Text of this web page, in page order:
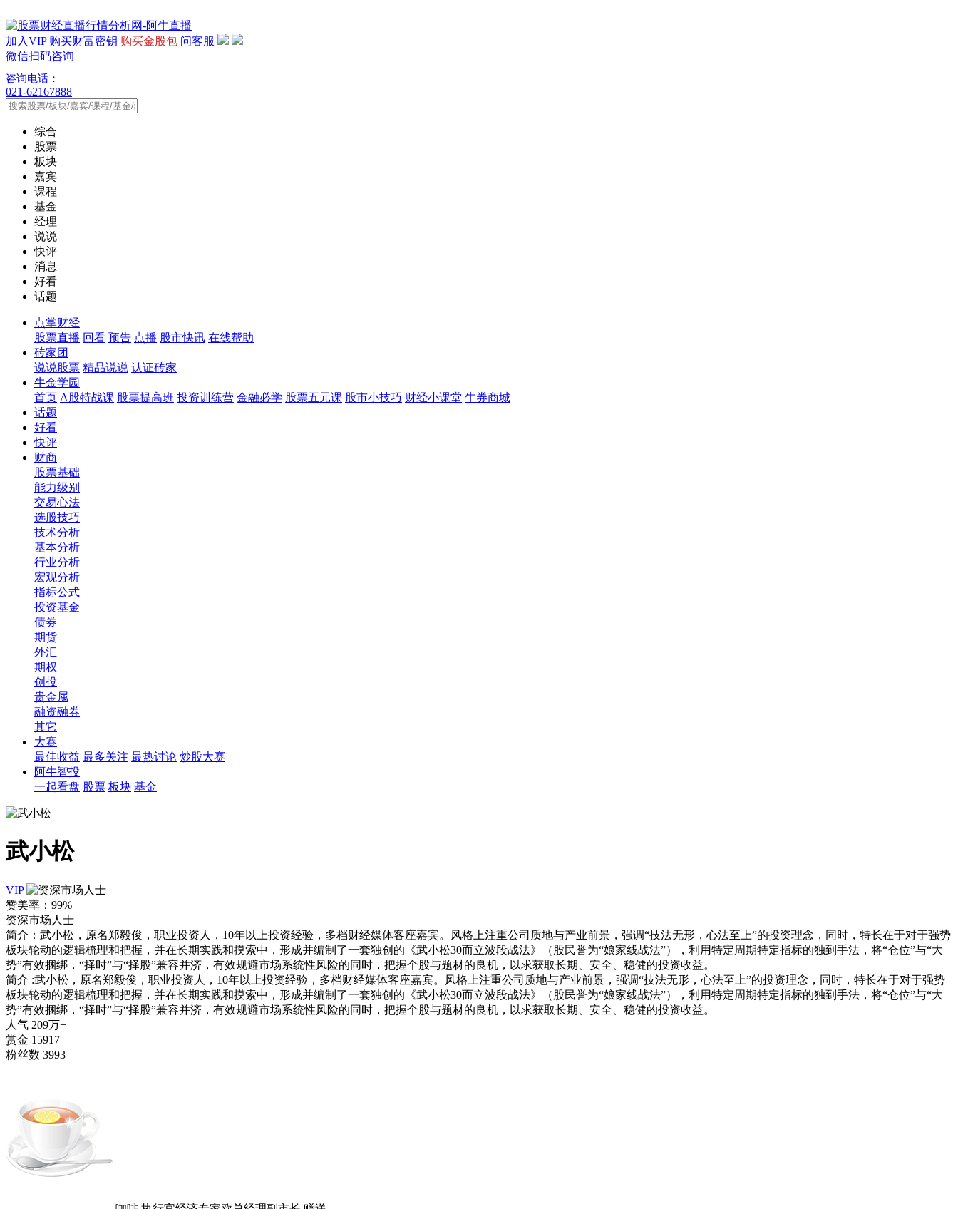
加入VIP 购买财富密钥 购买金股包 问客服
微信扫码咨询
咨询电话：
021-62167888
综合
股票
板块
嘉宾
课程
基金
经理
说说
快评
消息
好看
话题
点掌财经
股票直播 回看 预告 点播 股市快讯 在线帮助
砖家团
说说股票 精品说说 认证砖家
牛金学园
首页 A股特战课 股票提高班 投资训练营 金融必学 股票五元课 股市小技巧 财经小课堂 牛券商城
话题
好看
快评
财商
股票基础
能力级别
交易心法
选股技巧
技术分析
基本分析
行业分析
宏观分析
指标公式
投资基金
债券
期货
外汇
期权
创投
贵金属
融资融券
其它
大赛
最佳收益 最多关注 最热讨论 炒股大赛
阿牛智投
一起看盘 股票 板块 基金
武小松
VIP
赞美率： 99%
资深市场人士
简介： 武小松，原名郑毅俊，职业投资人，10年以上投资经验，多档财经媒体客座嘉宾。风格上注重公司质地与产业前景，强调“技法无形，心法至上”的投资理念，同时，特长在于对于强势
板块轮动的逻辑梳理和把握，并在长期实践和摸索中，形成并编制了一套独创的《武小松30而立波段战法》（股民誉为“娘家线战法”），利用特定周期特定指标的独到手法，将“仓位”与“大
势”有效捆绑，“择时”与“择股”兼容并济，有效规避市场系统性风险的同时，把握个股与题材的良机，以求获取长期、安全、稳健的投资收益。
简介 :武小松，原名郑毅俊，职业投资人，10年以上投资经验，多档财经媒体客座嘉宾。风格上注重公司质地与产业前景，强调“技法无形，心法至上”的投资理念，同时，特长在于对于强势
板块轮动的逻辑梳理和把握，并在长期实践和摸索中，形成并编制了一套独创的《武小松30而立波段战法》（股民誉为“娘家线战法”），利用特定周期特定指标的独到手法，将“仓位”与“大
势”有效捆绑，“择时”与“择股”兼容并济，有效规避市场系统性风险的同时，把握个股与题材的良机，以求获取长期、安全、稳健的投资收益。
人气 209万+
赏金 15917
粉丝数 3993